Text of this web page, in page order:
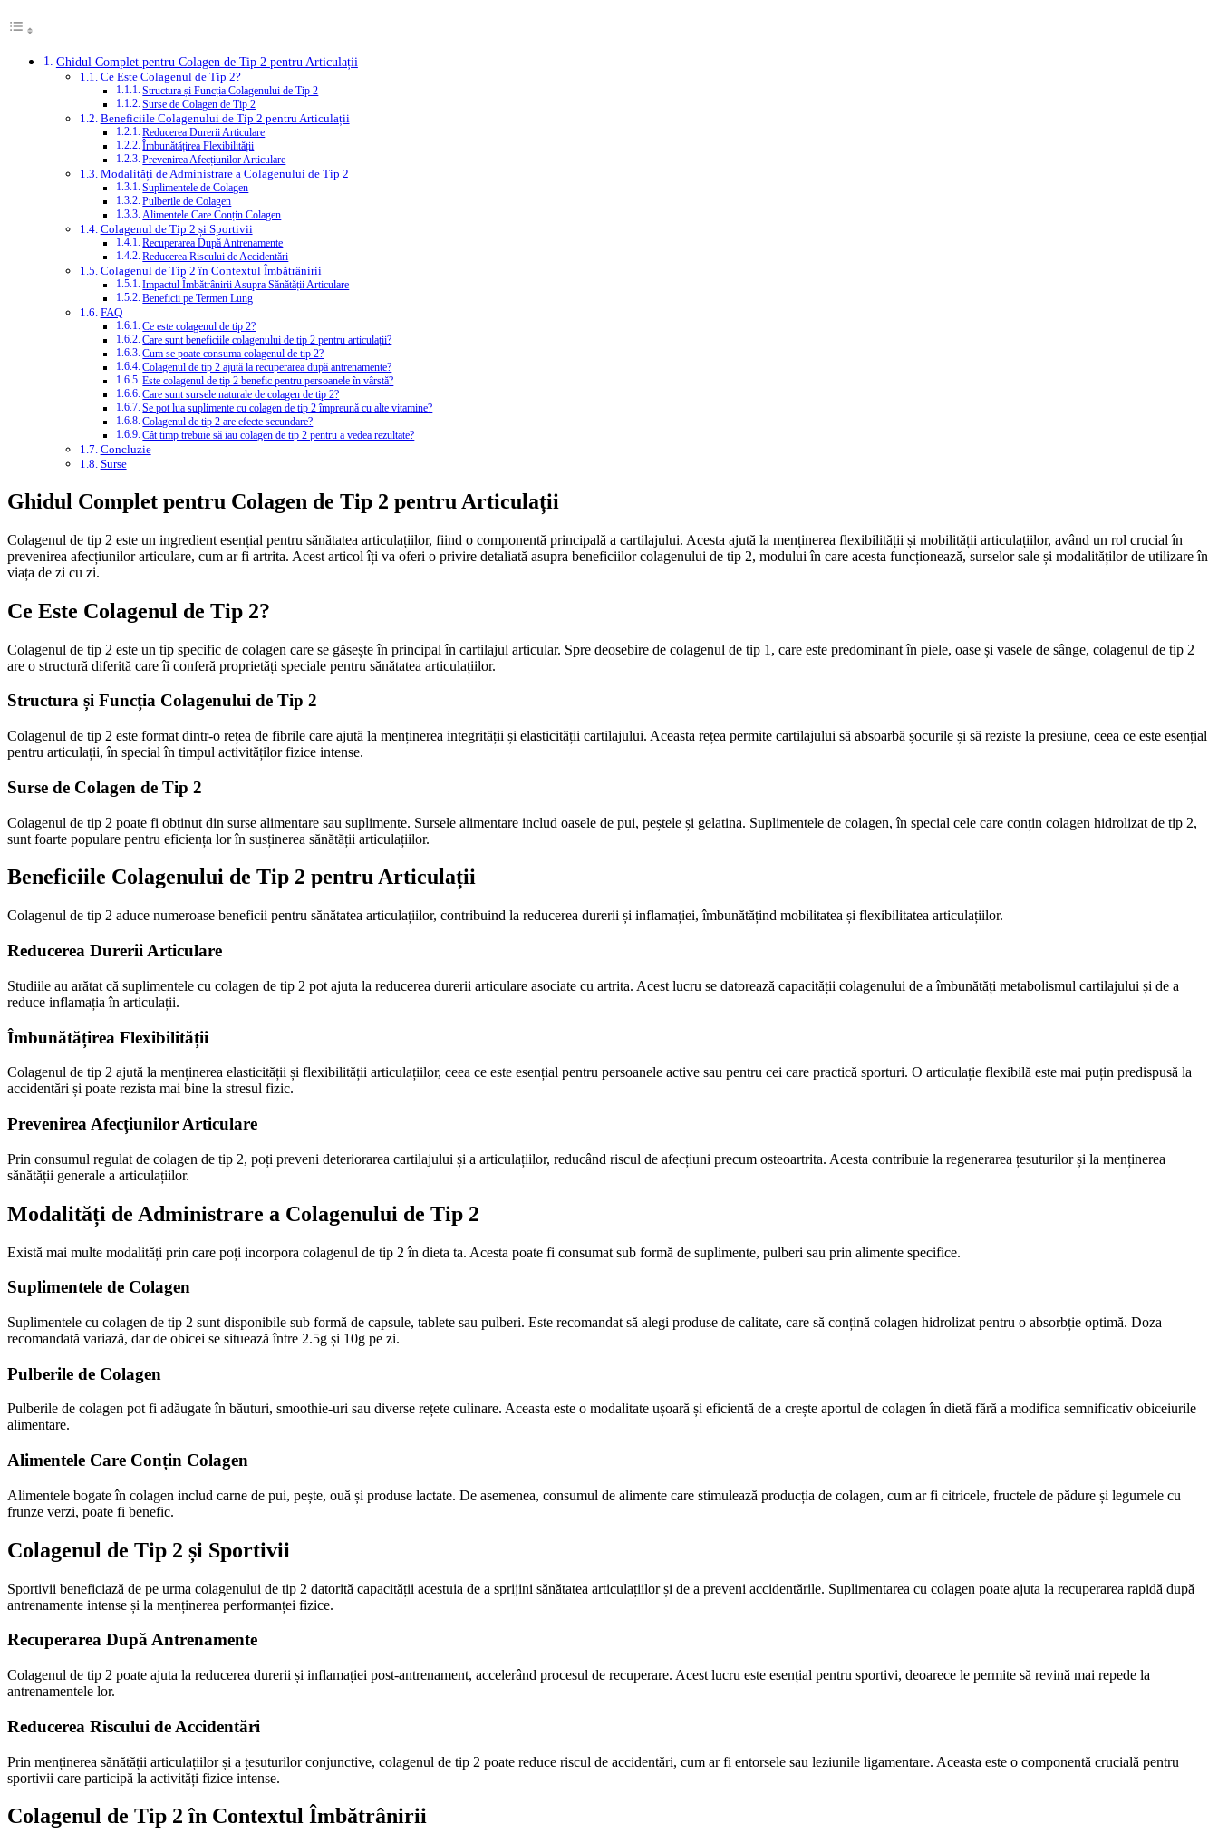
Ghidul Complet pentru Colagen de Tip 2 pentru Articulații
Ce Este Colagenul de Tip 2?
Structura și Funcția Colagenului de Tip 2
Surse de Colagen de Tip 2
Beneficiile Colagenului de Tip 2 pentru Articulații
Reducerea Durerii Articulare
Îmbunătățirea Flexibilității
Prevenirea Afecțiunilor Articulare
Modalități de Administrare a Colagenului de Tip 2
Suplimentele de Colagen
Pulberile de Colagen
Alimentele Care Conțin Colagen
Colagenul de Tip 2 și Sportivii
Recuperarea După Antrenamente
Reducerea Riscului de Accidentări
Colagenul de Tip 2 în Contextul Îmbătrânirii
Impactul Îmbătrânirii Asupra Sănătății Articulare
Beneficii pe Termen Lung
FAQ
Ce este colagenul de tip 2?
Care sunt beneficiile colagenului de tip 2 pentru articulații?
Cum se poate consuma colagenul de tip 2?
Colagenul de tip 2 ajută la recuperarea după antrenamente?
Este colagenul de tip 2 benefic pentru persoanele în vârstă?
Care sunt sursele naturale de colagen de tip 2?
Se pot lua suplimente cu colagen de tip 2 împreună cu alte vitamine?
Colagenul de tip 2 are efecte secundare?
Cât timp trebuie să iau colagen de tip 2 pentru a vedea rezultate?
Concluzie
Surse
Ghidul Complet pentru Colagen de Tip 2 pentru Articulații
Colagenul de tip 2 este un ingredient esențial pentru sănătatea articulațiilor, fiind o componentă principală a cartilajului. Acesta ajută la menținerea flexibilității și mobilității articulațiilor, având un rol crucial în
prevenirea afecțiunilor articulare, cum ar fi artrita. Acest articol îți va oferi o privire detaliată asupra beneficiilor colagenului de tip 2, modului în care acesta funcționează, surselor sale și modalităților de utilizare în
viața de zi cu zi.
Ce Este Colagenul de Tip 2?
Colagenul de tip 2 este un tip specific de colagen care se găsește în principal în cartilajul articular. Spre deosebire de colagenul de tip 1, care este predominant în piele, oase și vasele de sânge, colagenul de tip 2
are o structură diferită care îi conferă proprietăți speciale pentru sănătatea articulațiilor.
Structura și Funcția Colagenului de Tip 2
Colagenul de tip 2 este format dintr-o rețea de fibrile care ajută la menținerea integrității și elasticității cartilajului. Aceasta rețea permite cartilajului să absoarbă șocurile și să reziste la presiune, ceea ce este esențial
pentru articulații, în special în timpul activităților fizice intense.
Surse de Colagen de Tip 2
Colagenul de tip 2 poate fi obținut din surse alimentare sau suplimente. Sursele alimentare includ oasele de pui, peștele și gelatina. Suplimentele de colagen, în special cele care conțin colagen hidrolizat de tip 2,
sunt foarte populare pentru eficiența lor în susținerea sănătății articulațiilor.
Beneficiile Colagenului de Tip 2 pentru Articulații
Colagenul de tip 2 aduce numeroase beneficii pentru sănătatea articulațiilor, contribuind la reducerea durerii și inflamației, îmbunătățind mobilitatea și flexibilitatea articulațiilor.
Reducerea Durerii Articulare
Studiile au arătat că suplimentele cu colagen de tip 2 pot ajuta la reducerea durerii articulare asociate cu artrita. Acest lucru se datorează capacității colagenului de a îmbunătăți metabolismul cartilajului și de a
reduce inflamația în articulații.
Îmbunătățirea Flexibilității
Colagenul de tip 2 ajută la menținerea elasticității și flexibilității articulațiilor, ceea ce este esențial pentru persoanele active sau pentru cei care practică sporturi. O articulație flexibilă este mai puțin predispusă la
accidentări și poate rezista mai bine la stresul fizic.
Prevenirea Afecțiunilor Articulare
Prin consumul regulat de colagen de tip 2, poți preveni deteriorarea cartilajului și a articulațiilor, reducând riscul de afecțiuni precum osteoartrita. Acesta contribuie la regenerarea țesuturilor și la menținerea
sănătății generale a articulațiilor.
Modalități de Administrare a Colagenului de Tip 2
Există mai multe modalități prin care poți incorpora colagenul de tip 2 în dieta ta. Acesta poate fi consumat sub formă de suplimente, pulberi sau prin alimente specifice.
Suplimentele de Colagen
Suplimentele cu colagen de tip 2 sunt disponibile sub formă de capsule, tablete sau pulberi. Este recomandat să alegi produse de calitate, care să conțină colagen hidrolizat pentru o absorbție optimă. Doza
recomandată variază, dar de obicei se situează între 2.5g și 10g pe zi.
Pulberile de Colagen
Pulberile de colagen pot fi adăugate în băuturi, smoothie-uri sau diverse rețete culinare. Aceasta este o modalitate ușoară și eficientă de a crește aportul de colagen în dietă fără a modifica semnificativ obiceiurile
alimentare.
Alimentele Care Conțin Colagen
Alimentele bogate în colagen includ carne de pui, pește, ouă și produse lactate. De asemenea, consumul de alimente care stimulează producția de colagen, cum ar fi citricele, fructele de pădure și legumele cu
frunze verzi, poate fi benefic.
Colagenul de Tip 2 și Sportivii
Sportivii beneficiază de pe urma colagenului de tip 2 datorită capacității acestuia de a sprijini sănătatea articulațiilor și de a preveni accidentările. Suplimentarea cu colagen poate ajuta la recuperarea rapidă după
antrenamente intense și la menținerea performanței fizice.
Recuperarea După Antrenamente
Colagenul de tip 2 poate ajuta la reducerea durerii și inflamației post-antrenament, accelerând procesul de recuperare. Acest lucru este esențial pentru sportivi, deoarece le permite să revină mai repede la
antrenamentele lor.
Reducerea Riscului de Accidentări
Prin menținerea sănătății articulațiilor și a țesuturilor conjunctive, colagenul de tip 2 poate reduce riscul de accidentări, cum ar fi entorsele sau leziunile ligamentare. Aceasta este o componentă crucială pentru
sportivii care participă la activități fizice intense.
Colagenul de Tip 2 în Contextul Îmbătrânirii